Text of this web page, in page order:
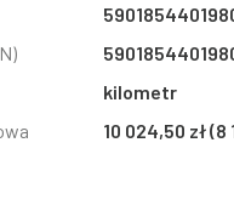
kilometr
10 024,50 zł (8